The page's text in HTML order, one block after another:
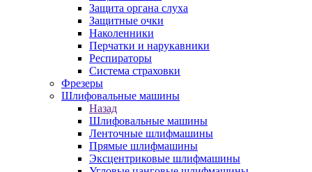
Защита органа слуха
Защитные очки
Наколенники
Перчатки и нарукавники
Респираторы
Система страховки
Фрезеры
Шлифовальные машины
Назад
Шлифовальные машины
Ленточные шлифмашины
Прямые шлифмашины
Эксцентриковые шлифмашины